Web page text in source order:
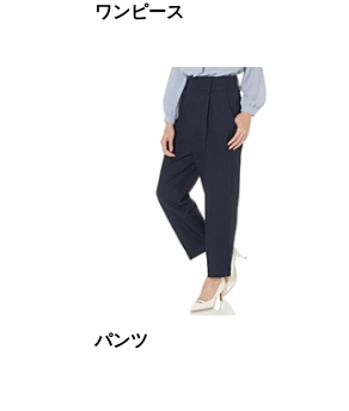
グリーン
マルチ
ワンピース
パンツ